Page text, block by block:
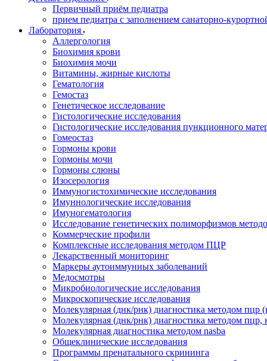
Первичный приём педиатра
прием педиатра с заполнением санаторно-
Лаборатория
Аллергология
Биохимия крови
Биохимия мочи
Витамины, жирные кислоты
Гематология
Гемостаз
Генетическое исследование
Гистологические исследования
Гистологические исследования пункционного
Гомеостаз
Гормоны крови
Гормоны мочи
Гормоны слюны
Изосерология
Иммуногистохимические исследования
Имуннологические исследования
Имуногематология
Исследование генетических полиморфизмов
Коммерческие профили
Комплексные исследования методом ПЦР
Лекарственный мониторинг
Маркеры аутоиммунных заболеваний
Медосмотры
Микробиологические исследования
Микроскопические исследования
Молекулярная (днк/рнк) диагностика методом пцр
Молекулярная (днк/рнк) диагностика методом пцр,
Молекулярная диагностика методом nasba
Общеклинические исследования
Программы пренатального скрининга